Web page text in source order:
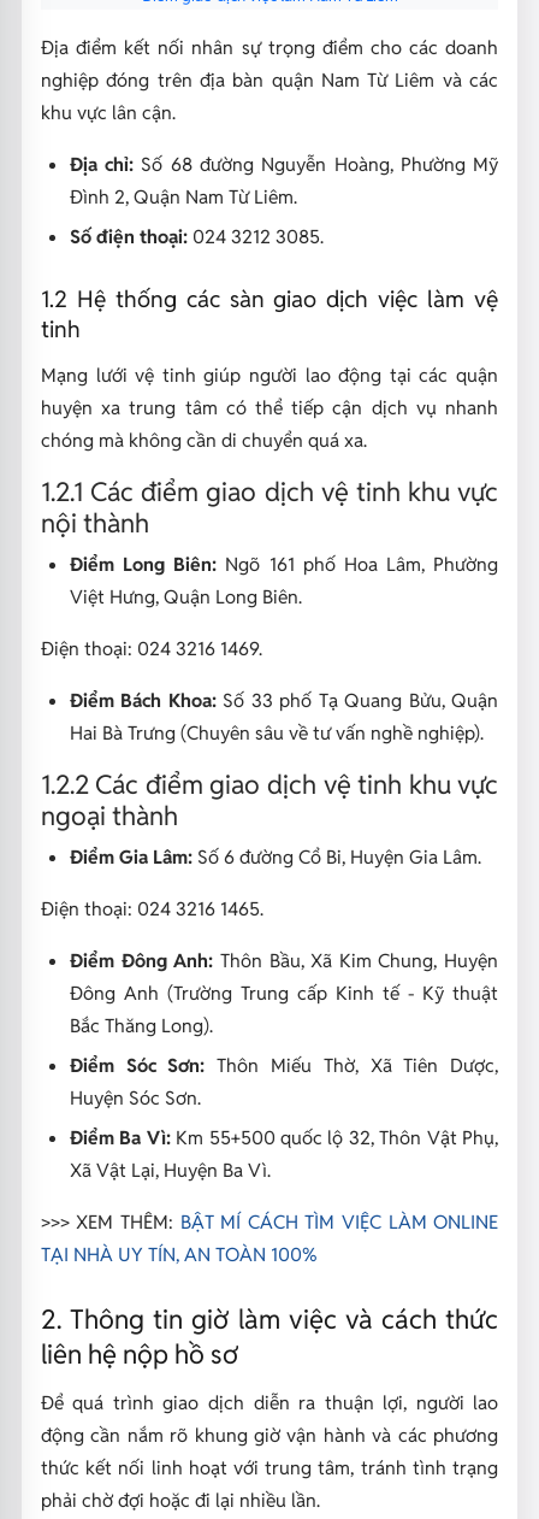
Địa điểm kết nối nhân sự trọng điểm cho các doanh
nghiệp đóng trên địa bàn quận Nam Từ Liêm và các
khu vực lân cận.
Địa chỉ: Số 68 đường Nguyễn Hoàng, Phường Mỹ
Đình 2, Quận Nam Từ Liêm.
Số điện thoại:024 3212 3085.
1.2 Hệ thống các sàn giao dịch việc làm vệ
tinh
Mạng lưới vệ tinh giúp người lao động tại các quận
huyện xa trung tâm có thể tiếp cận dịch vụ nhanh
chóng mà không cần di chuyển quá xa.
1.2.1 Các điểm giao dịch vệ tinh khu vực
nội thành
Điểm Long Biên: Ngõ 161 phố Hoa Lâm, Phường
Việt Hưng, Quận Long Biên.
Điện thoại: 024 3216 1469.
Điểm Bách Khoa:Số 33 phố Tạ Quang Bửu, Quận
Hai Bà Trưng (Chuyên sâu về tư vấn nghề nghiệp).
1.2.2 Các điểm giao dịch vệ tinh khu vực
ngoại thành
Điểm Gia Lâm:Số 6 đường Cổ Bi, Huyện Gia Lâm.
Điện thoại: 024 3216 1465.
Điểm Đông Anh: Thôn Bầu, Xã Kim Chung, Huyện
Đông Anh (Trường Trung cấp Kinh tế - Kỹ thuật
Bắc Thăng Long).
Điểm Sóc Sơn: Thôn Miếu Thờ, Xã Tiên Dược,
Huyện Sóc Sơn.
Điểm Ba Vì:Km 55+500 quốc lộ 32, Thôn Vật Phụ,
Xã Vật Lại, Huyện Ba Vì.
>>> XEM THÊM: BẬT MÍ CÁCH TÌM VIỆC LÀM ONLINE
TẠI NHÀ UY TÍN, AN TOÀN 100%
2. Thông tin giờ làm việc và cách thức
liên hệ nộp hồ sơ
Để quá trình giao dịch diễn ra thuận lợi, người lao
động cần nắm rõ khung giờ vận hành và các phương
thức kết nối linh hoạt với trung tâm, tránh tình trạng
phải chờ đợi hoặc đi lại nhiều lần.